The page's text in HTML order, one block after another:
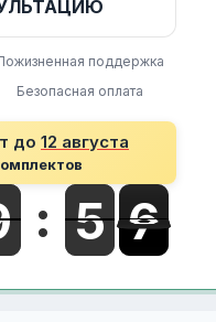
поддержка
Безопасная оплата
до 12 августа